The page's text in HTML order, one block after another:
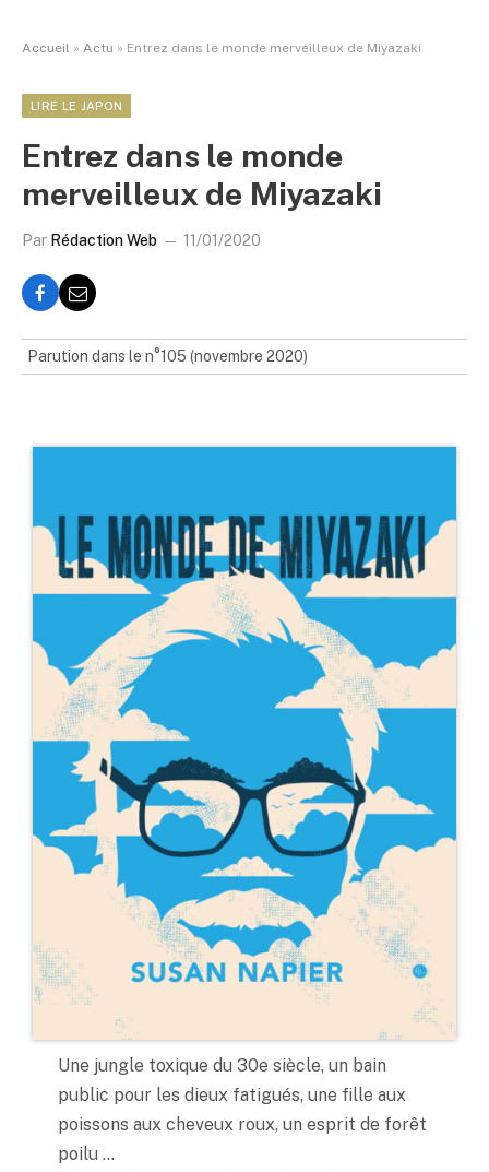
Accueil » Actu » Entrez dans le monde merveilleux de Miyazaki
LIRE LE JAPON
Entrez dans le monde
merveilleux de Miyazaki
Par Rédaction Web 11/01/2020
Parution dans le n°105 (novembre 2020)
Une jungle toxique du 30e siècle, un bain
public pour les dieux fatigués, une fille aux
poissons aux cheveux roux, un esprit de forêt
poilu …